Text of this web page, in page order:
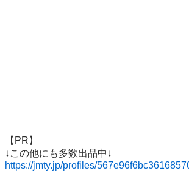
【PR】
https://jmty.jp/profiles/